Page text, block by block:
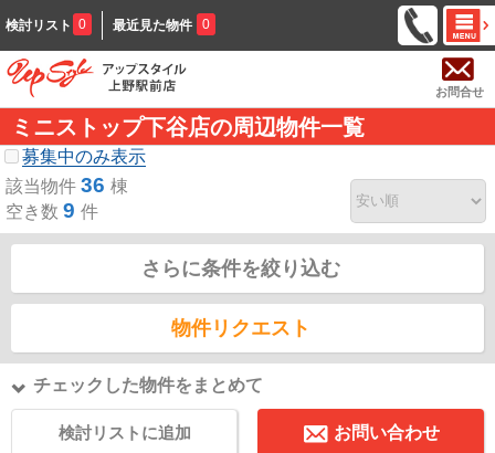
検討リスト 0 最近見た物件 0
お問合せ
ミニストップ下谷店の周辺物件一覧
募集中のみ表示
該当物件 36 棟
空き数 9 件
さらに条件を絞り込む
物件リクエスト
チェックした物件をまとめて
検討リストに追加 お問い合わせ